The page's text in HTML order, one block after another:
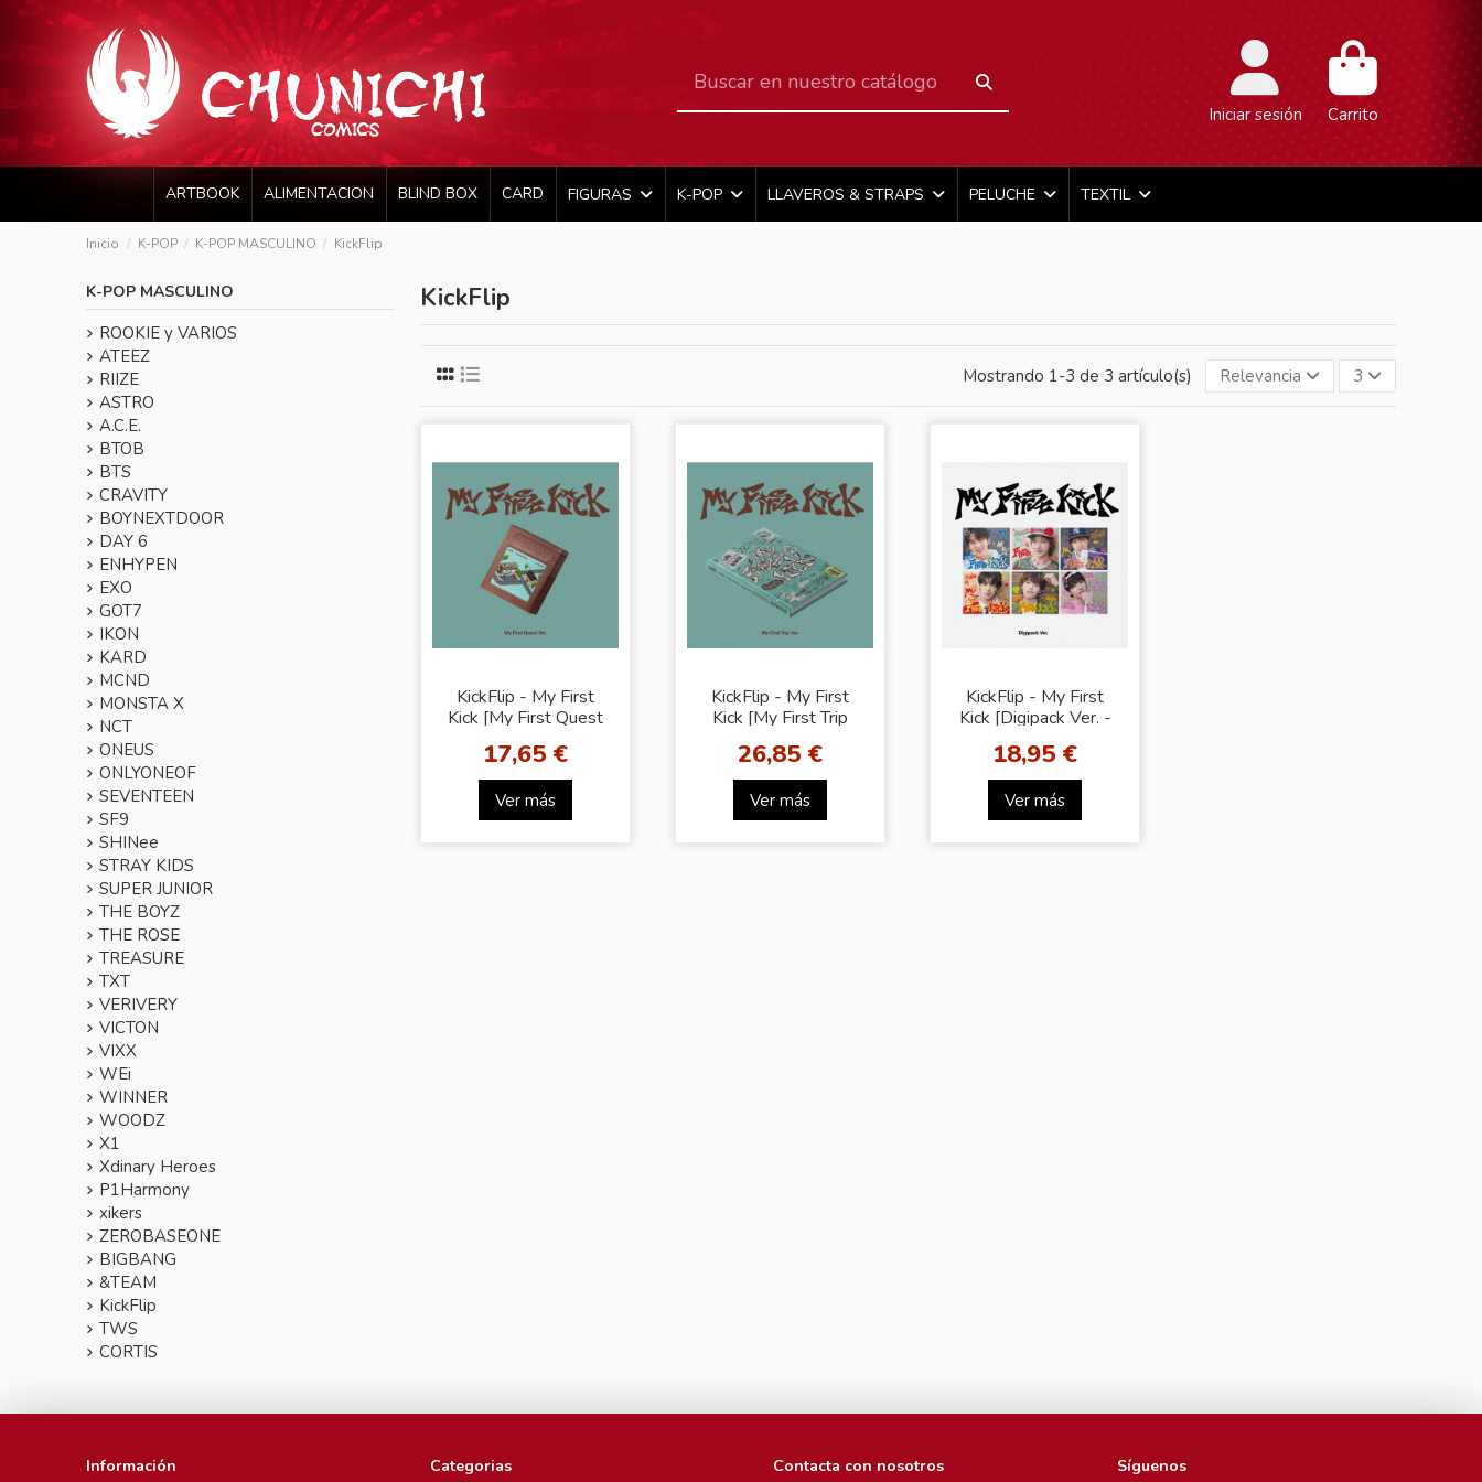
Iniciar sesión Carrito
ARTBOOK ALIMENTACION BLIND BOX CARD FIGURAS K-POP LLAVEROS & STRAPS PELUCHE TEXTIL
Inicio K-POP K-POP MASCULINO KickFlip
KickFlip
Mostrando 1-3 de 3 artículo(s) Relevancia 3
KickFlip - My First
Kick [My First Quest
17,65 €
Ver más
KickFlip - My First
Kick [My First Trip
26,85 €
Ver más
KickFlip - My First
Kick [Digipack Ver. -
18,95 €
Ver más
K-POP MASCULINO
ROOKIE y VARIOS
ATEEZ
RIIZE
ASTRO
A.C.E.
BTOB
BTS
CRAVITY
BOYNEXTDOOR
DAY 6
ENHYPEN
EXO
GOT7
IKON
KARD
MCND
MONSTA X
NCT
ONEUS
ONLYONEOF
SEVENTEEN
SF9
SHINee
STRAY KIDS
SUPER JUNIOR
THE BOYZ
THE ROSE
TREASURE
TXT
VERIVERY
VICTON
VIXX
WEi
WINNER
WOODZ
X1
Xdinary Heroes
P1Harmony
xikers
ZEROBASEONE
BIGBANG
&TEAM
KickFlip
TWS
CORTIS
Información Categorias Contacta con nosotros Síguenos